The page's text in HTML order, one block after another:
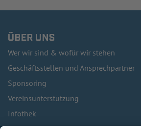
ÜBER UNS
Wer wir sind & wofür wir stehen
Geschäftsstellen und Ansprechpartner
Sponsoring
Vereinsunterstützung
Infothek
Kontakt